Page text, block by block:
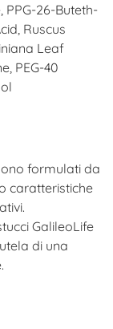
PPG-26-Buteth-
Ruscus
Leaf
PEG-40
formulati da
caratteristiche
GalileoLife
di una